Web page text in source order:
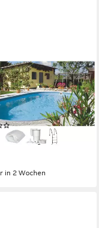
(Set, 4-tlg),
cm inkl.
aus Edelstahl
(4)
€ UVP 839,99 €
mtl. in 48 Raten
in 2 Wochen